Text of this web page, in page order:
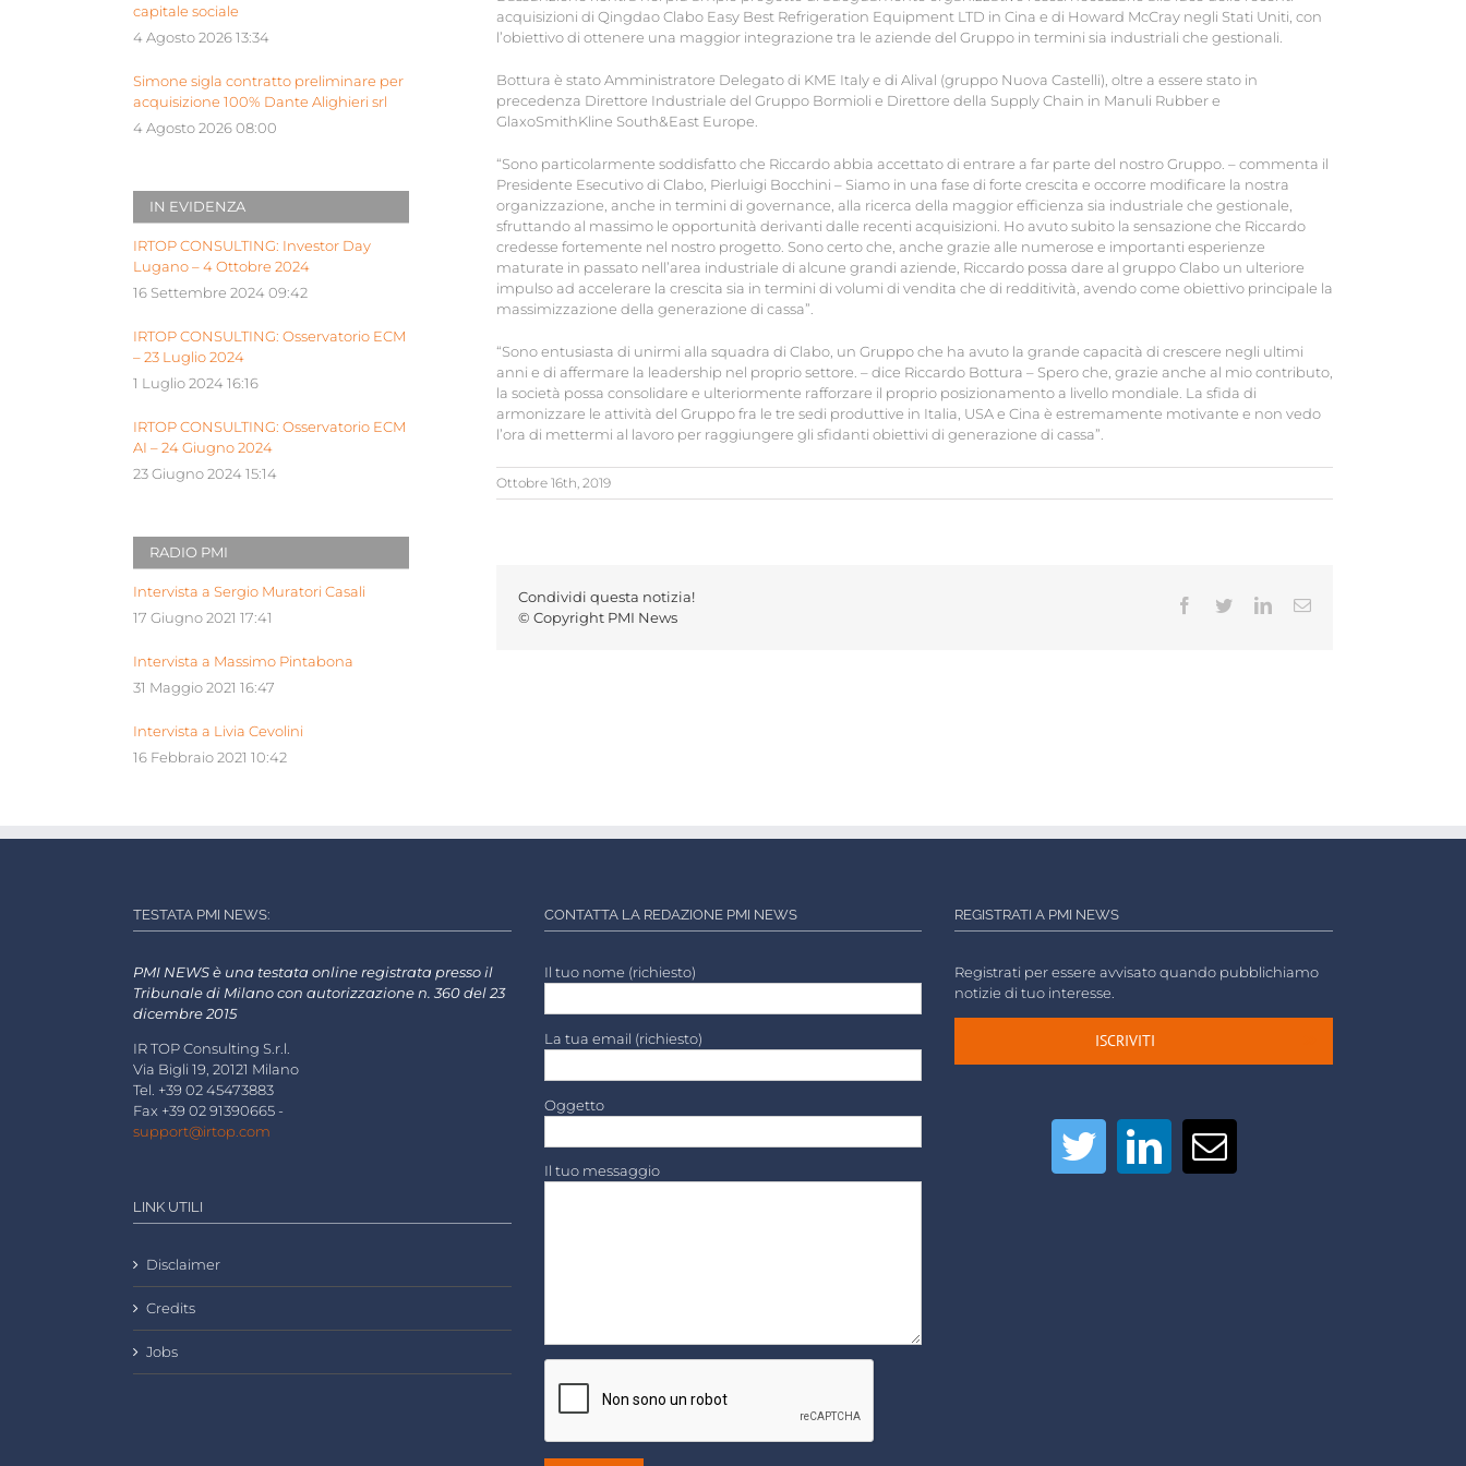
acquisizioni di Qingdao Clabo Easy Best Refrigeration Equipment LTD in Cina e di Howard McCray negli Stati Uniti, con
l’obiettivo di ottenere una maggior integrazione tra le aziende del Gruppo in termini sia industriali che gestionali.
Bottura è stato Amministratore Delegato di KME Italy e di Alival (gruppo Nuova Castelli), oltre a essere stato in
precedenza Direttore Industriale del Gruppo Bormioli e Direttore della Supply Chain in Manuli Rubber e
GlaxoSmithKline South&East Europe.
“Sono particolarmente soddisfatto che Riccardo abbia accettato di entrare a far parte del nostro Gruppo. – commenta il
Presidente Esecutivo di Clabo, Pierluigi Bocchini – Siamo in una fase di forte crescita e occorre modificare la nostra
organizzazione, anche in termini di governance, alla ricerca della maggior efficienza sia industriale che gestionale,
sfruttando al massimo le opportunità derivanti dalle recenti acquisizioni. Ho avuto subito la sensazione che Riccardo
credesse fortemente nel nostro progetto. Sono certo che, anche grazie alle numerose e importanti esperienze
maturate in passato nell’area industriale di alcune grandi aziende, Riccardo possa dare al gruppo Clabo un ulteriore
impulso ad accelerare la crescita sia in termini di volumi di vendita che di redditività, avendo come obiettivo principale la
massimizzazione della generazione di cassa”.
“Sono entusiasta di unirmi alla squadra di Clabo, un Gruppo che ha avuto la grande capacità di crescere negli ultimi
anni e di affermare la leadership nel proprio settore. – dice Riccardo Bottura – Spero che, grazie anche al mio contributo,
la società possa consolidare e ulteriormente rafforzare il proprio posizionamento a livello mondiale. La sfida di
armonizzare le attività del Gruppo fra le tre sedi produttive in Italia, USA e Cina è estremamente motivante e non vedo
l’ora di mettermi al lavoro per raggiungere gli sfidanti obiettivi di generazione di cassa”.
Ottobre 16th, 2019
Condividi questa notizia!
© Copyright PMI News
Facebook
TwitterLinkedInEmail
capitale sociale
4 Agosto 2026 13:34
Simone sigla contratto preliminare per
acquisizione 100% Dante Alighieri srl
4 Agosto 2026 08:00
IN EVIDENZA
IRTOP CONSULTING: Investor Day
Lugano – 4 Ottobre 2024
16 Settembre 2024 09:42
IRTOP CONSULTING: Osservatorio ECM
– 23 Luglio 2024
1 Luglio 2024 16:16
IRTOP CONSULTING: Osservatorio ECM
AI – 24 Giugno 2024
23 Giugno 2024 15:14
RADIO PMI
Intervista a Sergio Muratori Casali
17 Giugno 2021 17:41
Intervista a Massimo Pintabona
31 Maggio 2021 16:47
Intervista a Livia Cevolini
16 Febbraio 2021 10:42
TESTATA PMI NEWS:
PMI NEWS è una testata online registrata presso il
Tribunale di Milano con autorizzazione n. 360 del 23
dicembre 2015
IR TOP Consulting S.r.l.
Via Bigli 19, 20121 Milano
Tel. +39 02 45473883
Fax +39 02 91390665 -
support@irtop.com
LINK UTILI
Disclaimer
Credits
Jobs
CONTATTA LA REDAZIONE PMI NEWS
Il tuo nome (richiesto)
La tua email (richiesto)
Oggetto
Il tuo messaggio
REGISTRATI A PMI NEWS
Registrati per essere avvisato quando pubblichiamo
notizie di tuo interesse.
ISCRIVITI